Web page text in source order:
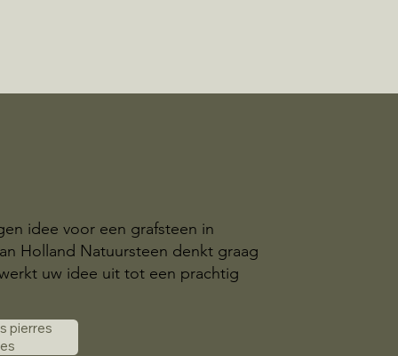
idee voor een grafsteen in
Holland Natuursteen denkt graag
uw idee uit tot een prachtig
pierres